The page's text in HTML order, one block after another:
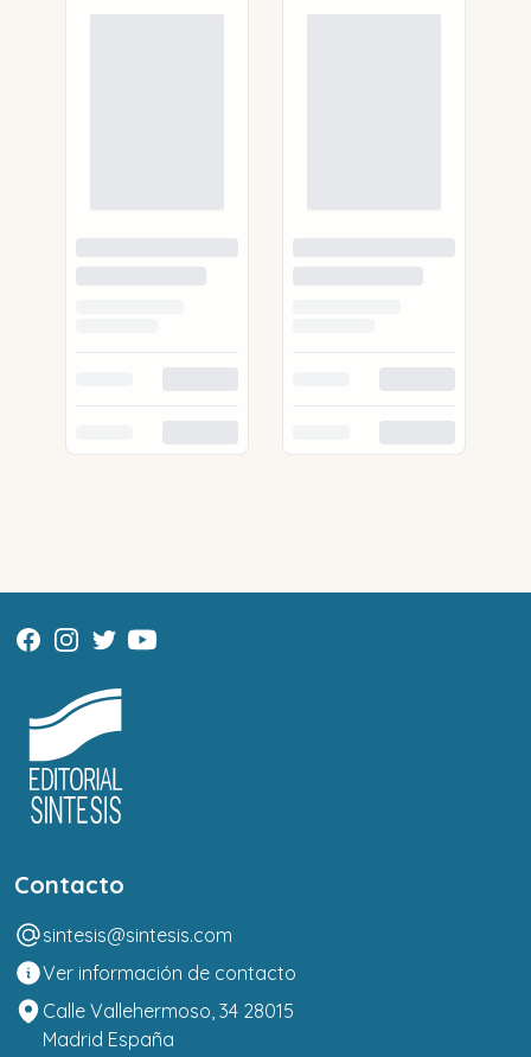
Contacto
sintesis@sintesis.com
Ver información de contacto
Calle Vallehermoso, 34 28015
Madrid España